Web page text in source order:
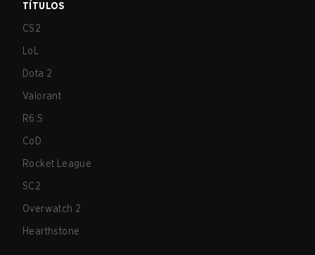
TÍTULOS
CS2
LoL
Dota 2
Valorant
R6:S
CoD
Rocket League
SC2
Overwatch 2
Hearthstone